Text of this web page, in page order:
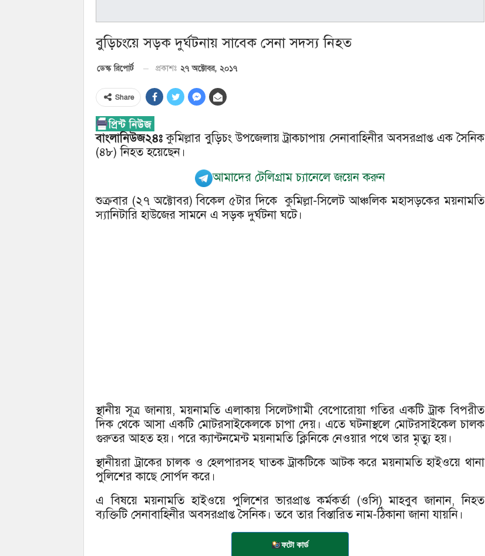
বুড়িচংয়ে সড়ক দুর্ঘটনায় সাবেক সেনা সদস্য নিহত
ডেস্ক রিপোর্ট প্রকাশঃ ২৭ অক্টোবর, ২০১৭
Share
বাংলানিউজ২৪ঃকুমিল্লার বুড়িচং উপজেলায় ট্রাকচাপায় সেনাবাহিনীর অবসরপ্রাপ্ত এক সৈনিক
(৪৮) নিহত হয়েছেন।
আমাদের টেলিগ্রাম চ্যানেলে জয়েন করুন
শুক্রবার (২৭ অক্টোবর) বিকেল ৫টার দিকে কুমিল্লা-সিলেট আঞ্চলিক মহাসড়কের ময়নামতি
স্যানিটারি হাউজের সামনে এ সড়ক দুর্ঘটনা ঘটে।
স্থানীয় সূত্র জানায়, ময়নামতি এলাকায় সিলেটগামী বেপোরোয়া গতির একটি ট্রাক বিপরীত
দিক থেকে আসা একটি মোটরসাইকেলকে চাপা দেয়। এতে ঘটনাস্থলে মোটরসাইকেল চালক
গুরুতর আহত হয়। পরে ক্যান্টনমেন্ট ময়নামতি ক্লিনিকে নেওয়ার পথে তার মৃত্যু হয়।
স্থানীয়রা ট্রাকের চালক ও হেলপারসহ ঘাতক ট্রাকটিকে আটক করে ময়নামতি হাইওয়ে থানা
পুলিশের কাছে সোর্পদ করে।
এ বিষয়ে ময়নামতি হাইওয়ে পুলিশের ভারপ্রাপ্ত কর্মকর্তা (ওসি) মাহবুব জানান, নিহত
ব্যক্তিটি সেনাবাহিনীর অবসরপ্রাপ্ত সৈনিক। তবে তার বিস্তারিত নাম-ঠিকানা জানা যায়নি।
ফটো কার্ড